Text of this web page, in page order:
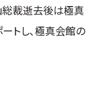
総裁逝去後は極真
トし、極真会館の